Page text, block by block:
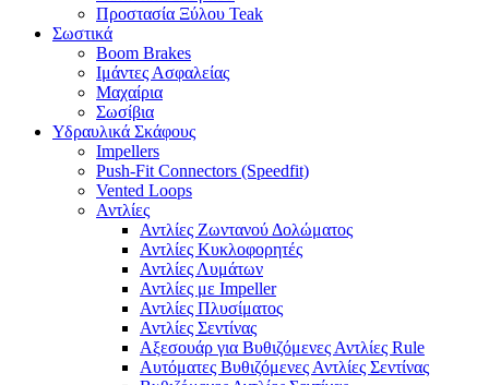
Προστασία Ξύλου Teak
Σωστικά
Boom Brakes
Ιμάντες Ασφαλείας
Μαχαίρια
Σωσίβια
Υδραυλικά Σκάφους
Impellers
Push-Fit Connectors (Speedfit)
Vented Loops
Αντλίες
Αντλίες Ζωντανού Δολώματος
Αντλίες Κυκλοφορητές
Αντλίες Λυμάτων
Αντλίες με Impeller
Αντλίες Πλυσίματος
Αντλίες Σεντίνας
Αξεσουάρ για Βυθιζόμενες Αντλίες Rule
Αυτόματες Βυθιζόμενες Αντλίες Σεντίνας